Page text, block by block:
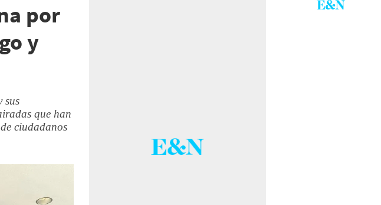
por
y
sus
que han
ciudadanos